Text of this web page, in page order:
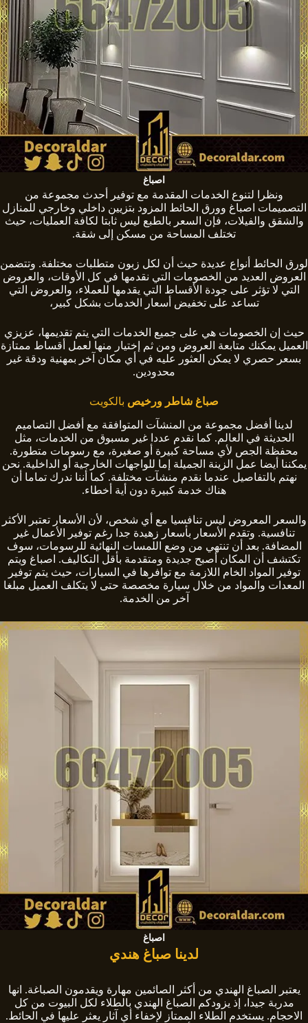
اصباغ
ونظرا لتنوع الخدمات المقدمة مع توفير أحدث مجموعة من
التصميمات اصباغ وورق الحائط المزود بتزيين داخلي وخارجي للمنازل
والشقق والفيلات، فإن السعر بالطبع ليس ثابتا لكافة العمليات، حيث
تختلف المساحة من مسكن إلى شقة.
لورق الحائط أنواع عديدة حيث أن لكل زبون متطلبات مختلفة. وتتضمن
العروض العديد من الخصومات التي نقدمها في كل الأوقات، والعروض
التي لا تؤثر على جودة الأقساط التي يقدمها للعملاء، والعروض التي
تساعد على تخفيض أسعار الخدمات بشكل كبير،
حيث إن الخصومات هي على جميع الخدمات التي يتم تقديمها، عزيزي
العميل يمكنك متابعة العروض ومن ثم إختيار منها لعمل أقساط ممتازة
بسعر حصري لا يمكن العثور عليه في أي مكان آخر بمهنية ودقة غير
محدودين.
صباغ شاطر ورخيص بالكويت
لدينا أفضل مجموعة من المنشآت المتوافقة مع أفضل التصاميم
الحديثة في العالم. كما نقدم عددا غير مسبوق من الخدمات، مثل
محفظة الجص لأي مساحة كبيرة أو صغيرة، مع رسومات متطورة.
يمكننا أيضا عمل الزينة الجميلة إما للواجهات الخارجية أو الداخلية. نحن
نهتم بالتفاصيل عندما نقدم منشآت مختلفة. كما أننا ندرك تماما أن
هناك خدمة كبيرة دون أية أخطاء.
والسعر المعروض ليس تنافسيا مع أي شخص، لأن الأسعار تعتبر الأكثر
تنافسية. وتقدم الأسعار بأسعار زهيدة جدا رغم توفير الأعمال غير
المضافة. بعد أن تنتهي من وضع اللمسات النهائية للرسومات، سوف
تكتشف أن المكان أصبح جديدة ومتقدمة بأقل التكاليف. اصباغ ويتم
توفير المواد الخام اللازمة مع توافرها في السيارات، حيث يتم توفير
المعدات والمواد من خلال سيارة مخصصة حتى لا يتكلف العميل مبلغا
آخر من الخدمة.
اصباغ
لدينا صباغ هندي
يعتبر الصباغ الهندي من أكثر الصائمين مهارة ويقدمون الصباغة. انها
مدربة جيدا، إذ يزودكم الصباغ الهندي بالطلاء لكل البيوت من كل
الاحجام. يستخدم الطلاء الممتاز لإخفاء أي آثار يعثر عليها في الحائط.